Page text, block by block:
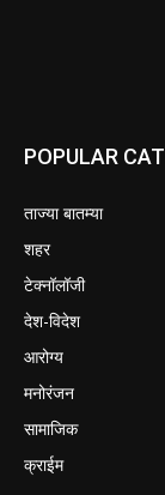
POPULAR
ताज्या बातम्या
शहर
टेक्नॉलॉजी
देश-विदेश
आरोग्य
मनोरंजन
सामाजिक
क्राईम